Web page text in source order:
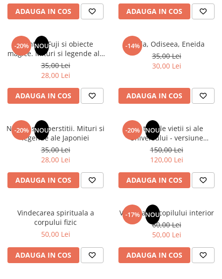
Minte Corp
New Illuminati Files
Numerologie
Paranormal
Parapsihologie
Audiobook
Religie
Crestinism
ScienceConnection
SelfHealing
Sanatate
Masaj
ADAUGA IN COS ADAUGA IN COS
-20% NOU
Muntele Fuji si obiecte
magice. Mituri si legende ale
Japoniei
35,00 Lei
28,00 Lei
ADAUGA IN COS
-14%
Iliada, Odiseea, Eneida
35,00 Lei
30,00 Lei
ADAUGA IN COS
-20% NOU
Natura si superstitii. Mituri si
legende ale Japoniei
35,00 Lei
28,00 Lei
ADAUGA IN COS
-20% NOU
Din tainele vietii si ale
Universului - versiune
originala din 1939. Volumele I-
III. Cutie de colectie -Scarlat
Demetrescu
150,00 Lei
120,00 Lei
ADAUGA IN COS
Vindecarea spirituala a
corpului fizic
50,00 Lei
ADAUGA IN COS
-17% NOU
Vindecarea copilului interior
60,00 Lei
50,00 Lei
ADAUGA IN COS